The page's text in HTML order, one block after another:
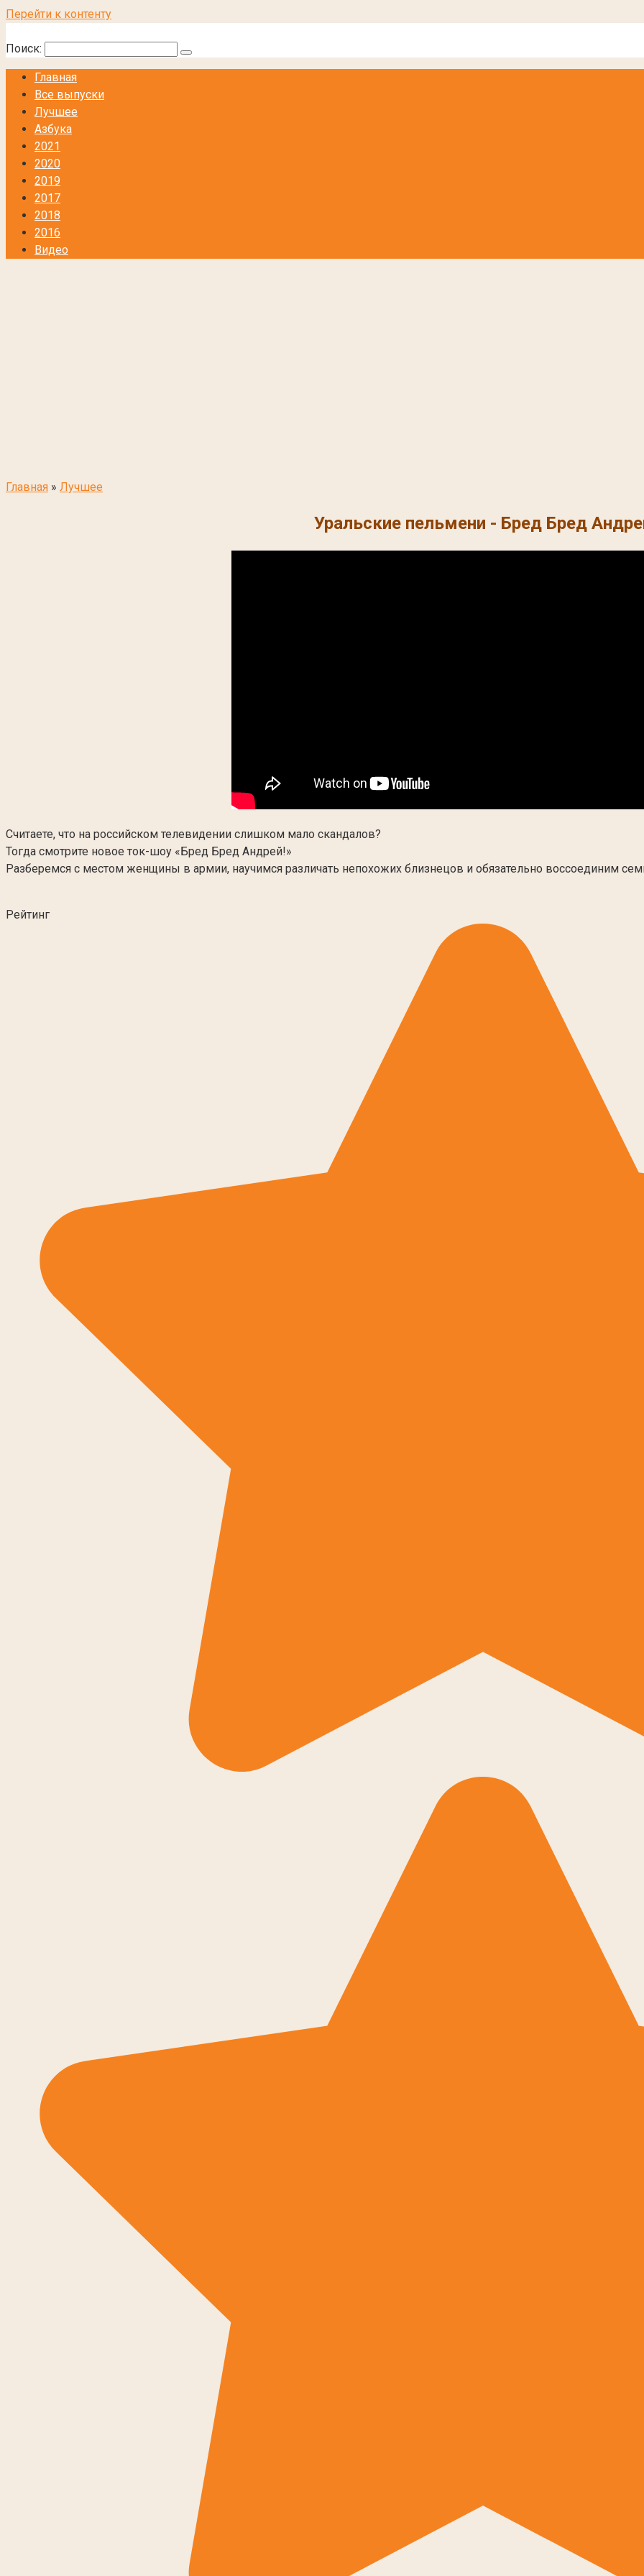
Перейти к контенту
Поиск:
Главная
Все выпуски
Лучшее
Азбука
2021
2020
2019
2017
2018
2016
Видео
Главная » Лучшее
Уральские пельмени - Бред Бред
Считаете, что на российском телевидении слишком мало скандалов?
Тогда смотрите новое ток-шоу «Бред Бред Андрей!»
Разберемся с местом женщины в армии, научимся различать непохожих близнецов и обязательно воссоединим
Рейтинг